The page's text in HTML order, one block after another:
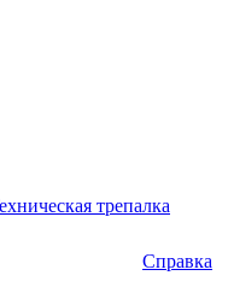
трепалка
Справка